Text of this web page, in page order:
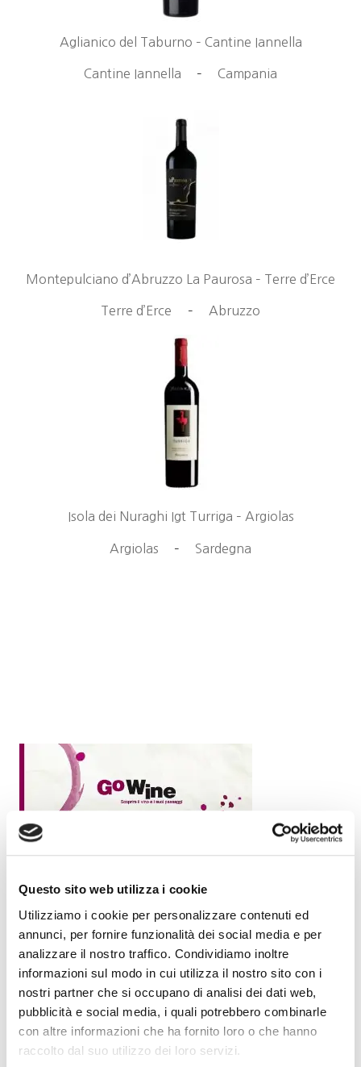
Questo sito web utilizza i cookie
Utilizziamo i cookie per personalizzare contenuti ed
annunci, per fornire funzionalità dei social media e per
analizzare il nostro traffico. Condividiamo inoltre
informazioni sul modo in cui utilizza il nostro sito con i
nostri partner che si occupano di analisi dei dati web,
pubblicità e social media, i quali potrebbero combinarle
con altre informazioni che ha fornito loro o che hanno
raccolto dal suo utilizzo dei loro servizi.
Aglianico del Taburno – Cantine Iannella
Cantine Iannella – Campania
Montepulciano d’Abruzzo La Paurosa – Terre d’Erce
Terre d’Erce – Abruzzo
Isola dei Nuraghi Igt Turriga – Argiolas
Argiolas – Sardegna